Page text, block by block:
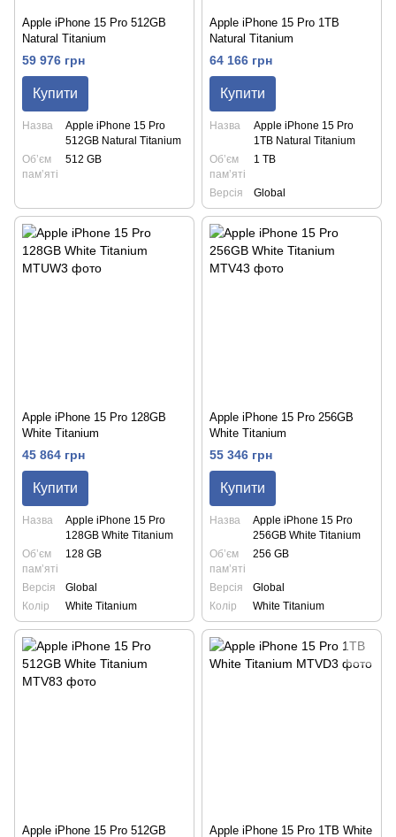
Apple iPhone 15 Pro 512GB
Natural Titanium
59 976 грн
Купити
Назва
Apple iPhone 15 Pro
512GB Natural Titanium
Обʼєм
памʼяті
512 GB
Apple iPhone 15 Pro 1TB
Natural Titanium
64 166 грн
Купити
Назва
Apple iPhone 15 Pro
1TB Natural Titanium
Обʼєм
памʼяті
1 TB
Версія Global
Apple iPhone 15 Pro 128GB
White Titanium
45 864 грн
Купити
Назва
Apple iPhone 15 Pro
128GB White Titanium
Обʼєм
памʼяті
128 GB
Версія
Global
Колір
White Titanium
Apple iPhone 15 Pro 256GB
White Titanium
55 346 грн
Купити
Назва
Apple iPhone 15 Pro
256GB White Titanium
Обʼєм
памʼяті
256 GB
Версія
Global
Колір
White Titanium
Apple iPhone 15 Pro 512GB Apple iPhone 15 Pro 1TB White